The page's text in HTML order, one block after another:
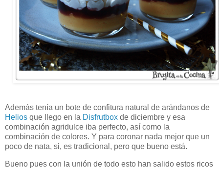
Además tenía un bote de confitura natural de arándanos de
Helios que llego en la Disfrutbox de diciembre y esa
combinación agridulce iba perfecto, así como la
combinación de colores. Y para coronar nada mejor que un
poco de nata, si, es tradicional, pero que bueno está.
Bueno pues con la unión de todo esto han salido estos ricos